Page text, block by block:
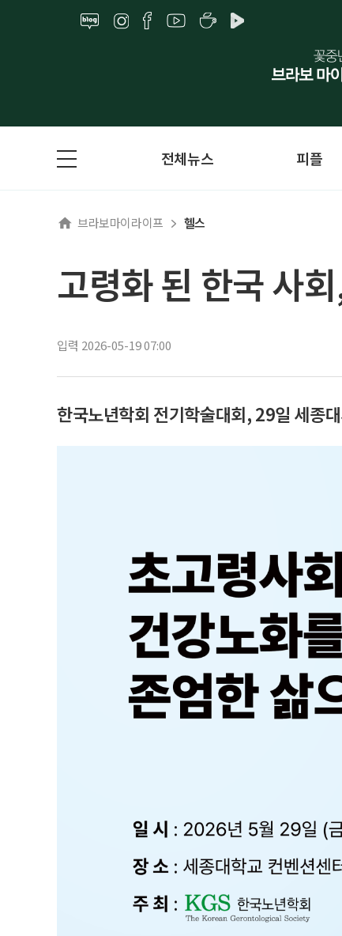
전체뉴스 피플
브라보마이라이프 헬스
고령화 된 한국 사
입력 2026-05-19 07:00
한국노년학회 전기학술대회, 29일 세종